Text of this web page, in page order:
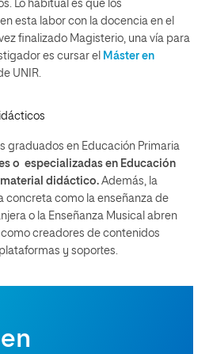
Lo habitual es que los
esta labor con la docencia en el
finalizado Magisterio, una vía para
es cursar el Máster en
UNIR.
graduados en Educación Primaria
o especializadas en Educación
didáctico. Además, la
concreta como la enseñanza de
o la Enseñanza Musical abren
creadores de contenidos
y soportes.